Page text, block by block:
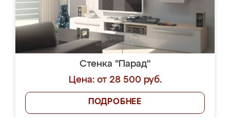
Стенка "Парад"
Цена: от 28 500 руб.
ПОДРОБНЕЕ